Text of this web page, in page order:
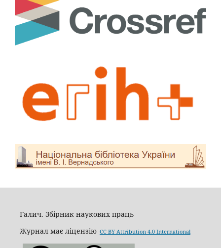
Галич. Збірник наукових праць
Журнал має ліцензію CC BY Attribution 4.0 International